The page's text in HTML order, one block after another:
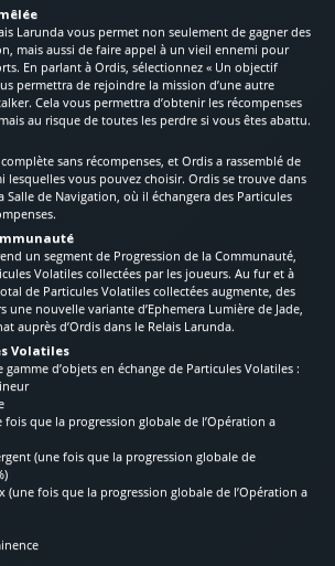
Larunda vous permet non seulement de gagner des
mais aussi de faire appel à un vieil ennemi pour
En parlant à Ordis, sélectionnez « Un objectif
permettra de rejoindre la mission d’une autre
Cela vous permettra d’obtenir les récompenses
au risque de toutes les perdre si vous êtes abattu.
sans récompenses, et Ordis a rassemblé de
lesquelles vous pouvez choisir. Ordis se trouve dans
Salle de Navigation, où il échangera des Particules
un segment de Progression de la Communauté,
Volatiles collectées par les joueurs. Au fur et à
de Particules Volatiles collectées augmente, des
une nouvelle variante d’Ephemera Lumière de Jade,
auprès d’Ordis dans le Relais Larunda.
Volatiles
d’objets en échange de Particules Volatiles :
fois que la progression globale de l’Opération a
(une fois que la progression globale de
(une fois que la progression globale de l’Opération a